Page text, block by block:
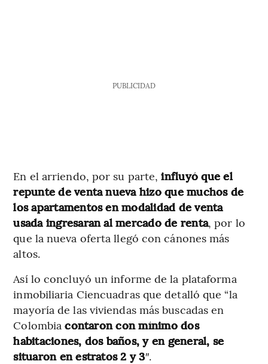
PUBLICIDAD
En el arriendo, por su parte,influyó que el
repunte de venta nueva hizo que muchos de
los apartamentos en modalidad de venta
usada ingresaran al mercado de renta, por lo
que la nueva oferta llegó con cánones más
altos.
Así lo concluyó un informe de la plataforma
inmobiliaria Ciencuadras que detalló que “la
mayoría de las viviendas más buscadas en
Colombiacontaron con mínimo dos
habitaciones, dos baños, y en general, se
situaron en estratos 2 y 3″.